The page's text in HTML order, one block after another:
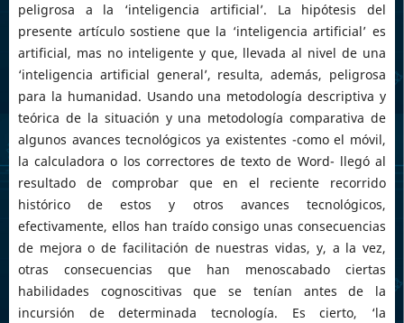
peligrosa a la ‘inteligencia artificial’. La hipótesis del
presente artículo sostiene que la ‘inteligencia artificial’ es
artificial, mas no inteligente y que, llevada al nivel de una
‘inteligencia artificial general’, resulta, además, peligrosa
para la humanidad. Usando una metodología descriptiva y
teórica de la situación y una metodología comparativa de
algunos avances tecnológicos ya existentes -como el móvil,
la calculadora o los correctores de texto de Word- llegó al
resultado de comprobar que en el reciente recorrido
histórico de estos y otros avances tecnológicos,
efectivamente, ellos han traído consigo unas consecuencias
de mejora o de facilitación de nuestras vidas, y, a la vez,
otras consecuencias que han menoscabado ciertas
habilidades cognoscitivas que se tenían antes de la
incursión de determinada tecnología. Es cierto, ‘la